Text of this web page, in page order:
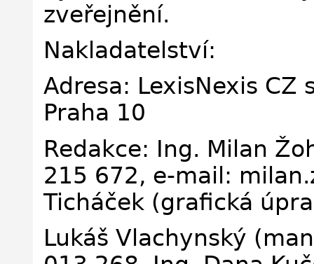
zveřejnění.
Nakladatelství:
Adresa: LexisNexis CZ
Praha 10
Redakce: Ing. Milan
215 672, e-mail:
Ticháček (grafická
Lukáš Vlachynský